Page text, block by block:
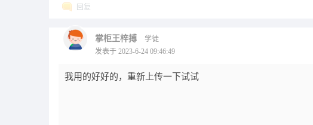
回复
掌柜王梓搏
学徒
发表于 2023-6-24 09:46:49
我用的好好的，重新上传一下试试